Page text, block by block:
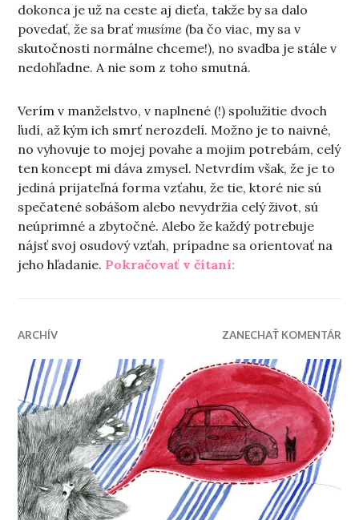
dokonca je už na ceste aj dieťa, takže by sa dalo
povedať, že sa braťmusíme (ba čo viac, my sa v
skutočnosti normálne chceme!), no svadba je stále v
nedohľadne. A nie som z toho smutná.
Verím v manželstvo, v naplnené (!) spolužitie dvoch
ľudí, až kým ich smrť nerozdelí. Možno je to naivné,
no vyhovuje to mojej povahe a mojim potrebám, celý
ten koncept mi dáva zmysel. Netvrdím však, že je to
jediná prijateľná forma vzťahu, že tie, ktoré nie sú
spečatené sobášom alebo nevydržia celý život, sú
neúprimné a zbytočné. Alebo že každý potrebuje
nájsť svoj osudový vzťah, prípadne sa orientovať na
jeho hľadanie. Pokračovať v čítaní:„Do roka a do dňa“
ARCHÍV ZANECHAŤ KOMENTÁR